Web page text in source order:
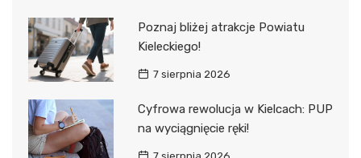
Poznaj bliżej atrakcje Powiatu
Kieleckiego!
7 sierpnia 2026
Cyfrowa rewolucja w Kielcach: PUP
na wyciągnięcie ręki!